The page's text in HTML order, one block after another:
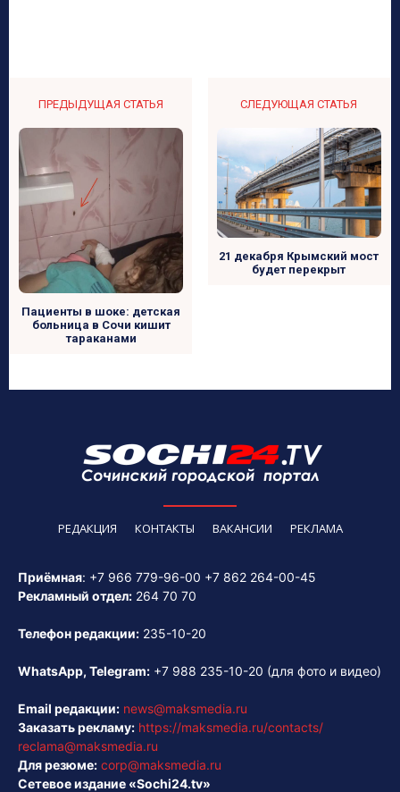
ПРЕДЫДУЩАЯ СТАТЬЯ
Пациенты в шоке: детская
больница в Сочи кишит
тараканами
СЛЕДУЮЩАЯ СТАТЬЯ
21 декабря Крымский мост
будет перекрыт
РЕДАКЦИЯ КОНТАКТЫ ВАКАНСИИ РЕКЛАМА
Приёмная: +7 966 779-96-00 +7 862 264-00-45
Рекламный отдел: 264 70 70
Телефон редакции: 235-10-20
WhatsApp, Telegram: +7 988 235-10-20 (для фото и видео)
Email редакции: news@maksmedia.ru
Заказать рекламу: https://maksmedia.ru/contacts/
reclama@maksmedia.ru
Для резюме: corp@maksmedia.ru
Сетевое издание «Sochi24.tv»